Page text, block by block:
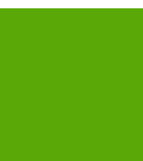
של הגאון הרב עובדיה יוסף זצ"ל: